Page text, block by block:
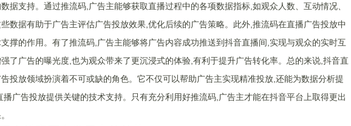
据支持。通过推流码,广告主能够获取直播过程中的各项数据指标,如观众人数、互动情况、
数据有助于广告主评估广告投放效果,优化后续的广告策略。此外,推流码在直播广告投放中
撑的作用。有了推流码,广告主能够将广告内容成功推送到抖音直播间,实现与观众的实时互
了广告的曝光度,也为观众带来了更沉浸式的体验,有利于提升广告转化率。总的来说,抖音直
投放领域扮演着不可或缺的角色。它不仅可以帮助广告主实现精准投放,还能为数据分析提
播广告投放提供关键的技术支持。只有充分利用好推流码,广告主才能在抖音平台上取得更出